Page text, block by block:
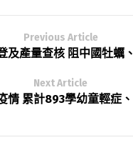
Previous Article
及產量查核 阻中國牡蠣
Next Article
情 累計893學幼童輕症